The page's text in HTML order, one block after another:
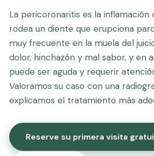
La pericoronaritis es la inflamación
rodea un diente que erupciona
muy frecuente en la muela del
dolor, hinchazón y mal sabor, y en
puede ser aguda y requerir
Valoramos su caso con una
explicamos el tratamiento más
Reserve su primera visita